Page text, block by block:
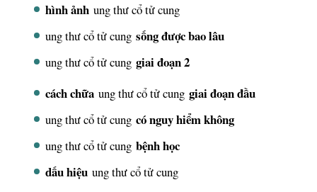
hình ảnh ung thư cổ tử cung
ung thư cổ tử cungsống được bao lâu
ung thư cổ tử cunggiai đoạn 2
cách chữa ung thư cổ tử cunggiai đoạn đầu
ung thư cổ tử cungcó nguy hiểm không
ung thư cổ tử cungbệnh học
dấu hiệu ung thư cổ tử cung